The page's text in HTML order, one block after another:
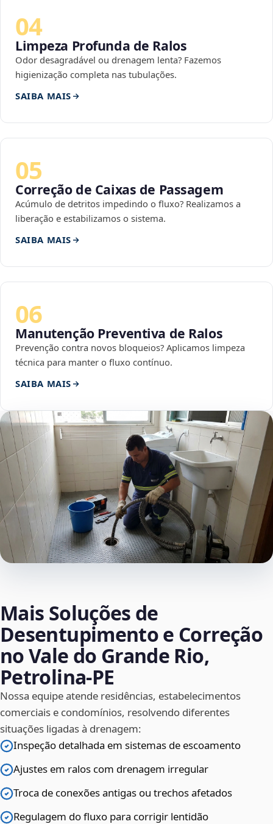
04
Limpeza Profunda de Ralos
Odor desagradável ou drenagem lenta? Fazemos
higienização completa nas tubulações.
SAIBA MAIS
05
Correção de Caixas de Passagem
Acúmulo de detritos impedindo o fluxo? Realizamos a
liberação e estabilizamos o sistema.
SAIBA MAIS
06
Manutenção Preventiva de Ralos
Prevenção contra novos bloqueios? Aplicamos limpeza
técnica para manter o fluxo contínuo.
SAIBA MAIS
Mais Soluções de
Desentupimento e Correção
no Vale do Grande Rio,
Petrolina‑PE
Nossa equipe atende residências, estabelecimentos
comerciais e condomínios, resolvendo diferentes
situações ligadas à drenagem:
Inspeção detalhada em sistemas de escoamento
Ajustes em ralos com drenagem irregular
Troca de conexões antigas ou trechos afetados
Regulagem do fluxo para corrigir lentidão